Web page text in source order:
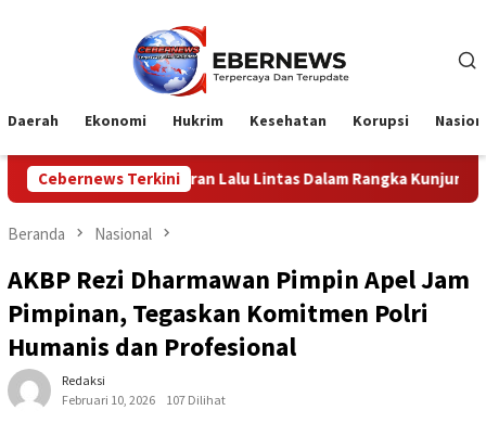
Daerah Ekonomi Hukrim Kesehatan Korupsi
Cebernews Terkini
Lalu Lintas Dalam Rangka Kunjungan Menteri Pertahanan RI
Beranda Nasional
AKBP Rezi Dharmawan Pimpin Apel Jam
Pimpinan, Tegaskan Komitmen Polri
Humanis dan Profesional
Redaksi
Februari 10, 2026
107 Dilihat